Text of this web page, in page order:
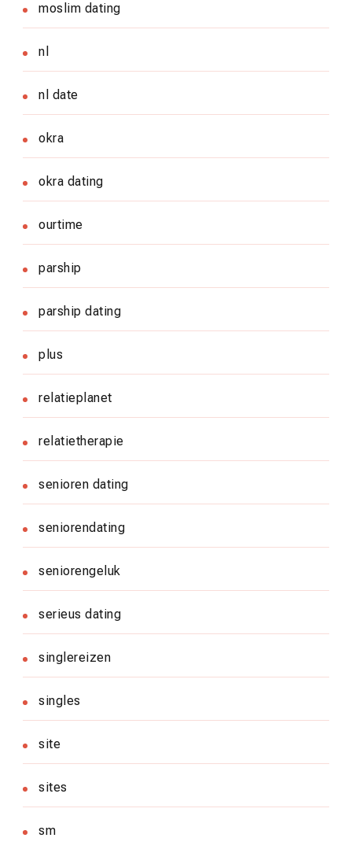
moslim dating
nl
nl date
okra
okra dating
ourtime
parship
parship dating
plus
relatieplanet
relatietherapie
senioren dating
seniorendating
seniorengeluk
serieus dating
singlereizen
singles
site
sites
sm